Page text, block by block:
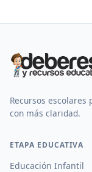
Recursos
con más claridad.
ETAPA EDUCATIVA
Educación Infantil